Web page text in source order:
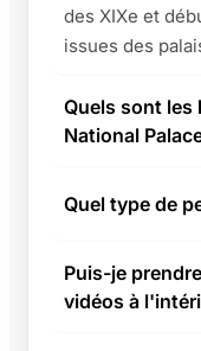
des XIXe et
issues des
Quels sont les
National
Quel type de
Puis-je
vidéos à